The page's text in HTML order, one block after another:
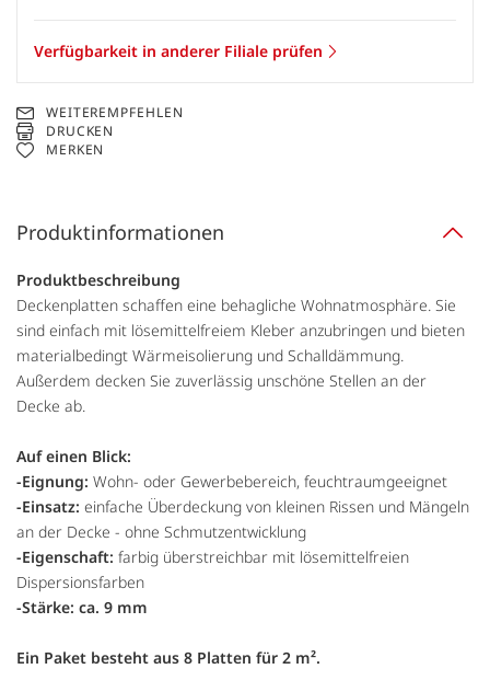
Verfügbarkeit in anderer Filiale prüfen
WEITEREMPFEHLEN
DRUCKEN
MERKEN
Produktinformationen
Produktbeschreibung
Deckenplatten schaffen eine behagliche Wohnatmosphäre. Sie
sind einfach mit lösemittelfreiem Kleber anzubringen und bieten
materialbedingt Wärmeisolierung und Schalldämmung.
Außerdem decken Sie zuverlässig unschöne Stellen an der
Decke ab.
Auf einen Blick:
-Eignung: Wohn- oder Gewerbebereich, feuchtraumgeeignet
-Einsatz: einfache Überdeckung von kleinen Rissen und Mängeln
an der Decke - ohne Schmutzentwicklung
-Eigenschaft: farbig überstreichbar mit lösemittelfreien
Dispersionsfarben
-Stärke: ca. 9 mm
Ein Paket besteht aus 8 Platten für 2 m².